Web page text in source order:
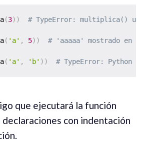
(3) ) # TypeError: multiplica()
( 'a' , 5) ) # 'aaaaa' mostrado en
( 'a' , 'b' ) ) # TypeError: Python
que ejecutará la función
con indentación